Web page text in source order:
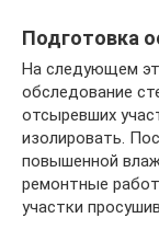
Подготовка
На следующем
обследование
отсыревших
изолировать.
повышенной
ремонтные
участки